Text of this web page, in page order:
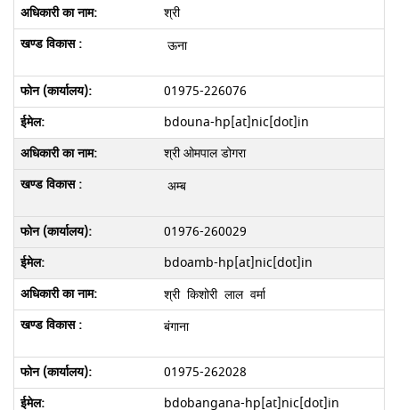
श्री
ऊना
01975-226076
bdouna-hp[at]nic[dot]in
श्री ओमपाल डोगरा
अम्ब
01976-260029
bdoamb-hp[at]nic[dot]in
श्री किशोरी लाल वर्मा
बंगाना
01975-262028
bdobangana-hp[at]nic[dot]in